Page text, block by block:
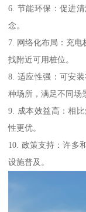
6. 节能环保：促进
念。
7. 网络化布局：充电
找附近可用桩位。
8. 适应性强：可安
种场所，满足不同场
9. 成本效益高：相
性更优。
10. 政策支持：许多
设施普及。